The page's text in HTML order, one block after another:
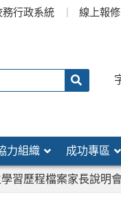
務行政系統 線上報修
力組織 成功專區
習歷程檔案家長說明